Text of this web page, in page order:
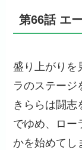
第66話 エ
盛り上がりを
ラのステージ
きららは闘志
でゆめ、ロー
かを始めてし